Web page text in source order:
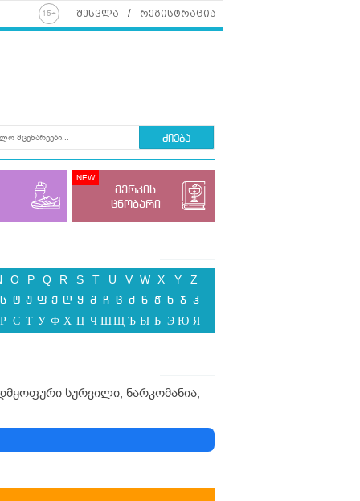
შესვლა რეგისტრაცია
ძიება
მერკის
ცნობარი
O P Q R S T U V W X Y Z
ს ტ უ ფ ქ ღ ყ შ ჩ ც ძ წ ჭ ხ ჯ ჰ
Р С Т У Ф Х Ц Ч ШЩ Ъ Ы Ь Э Ю Я
სურვილი; ნარკომანია,